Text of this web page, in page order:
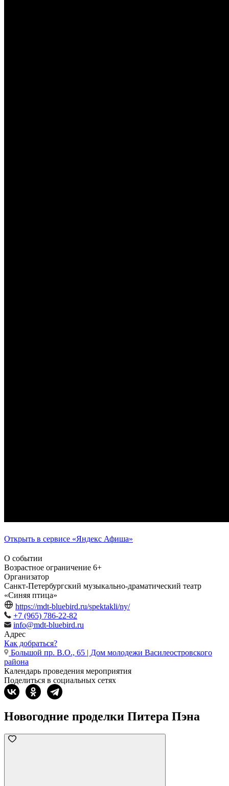
Открыть в сервисе «Яндекс Афиша»
О событии
Возрастное ограничение 6+
Организатор
Санкт-Петербургский музыкально-драматический театр
«Синяя птица»
https://mdt-bluebird.ru/spektakli/ny/
+7 (965) 786-22-82
info@mdt-bluebird.ru
Адрес
Как добраться?
Большой пр. В.О., 65 | Дом молодежи Василеостровского
района
Календарь проведения мероприятия
Поделиться в социальных сетях
Новогодние проделки Питера Пэна